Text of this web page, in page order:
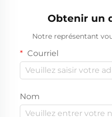
Obtenir un
Notre représentant
Courriel
Nom